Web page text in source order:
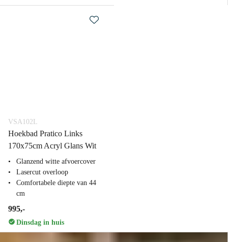
VSA102L
Hoekbad Pratico Links
170x75cm Acryl Glans Wit
Glanzend witte afvoercover
Lasercut overloop
Comfortabele diepte van 44
cm
995,-
Dinsdag in huis